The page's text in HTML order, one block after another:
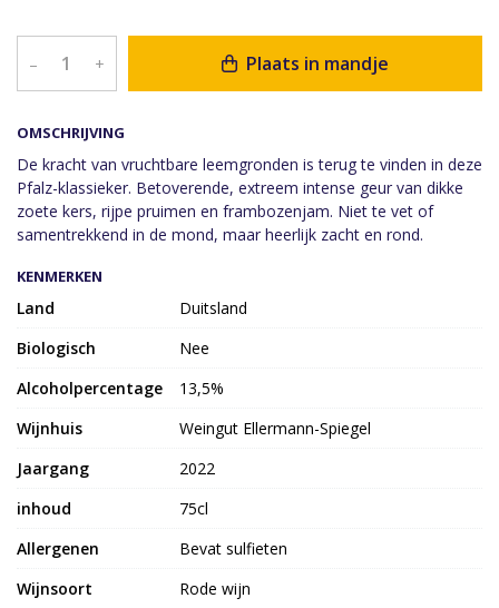
OMSCHRIJVING
De kracht van vruchtbare leemgronden is terug te vinden in deze
Pfalz-klassieker. Betoverende, extreem intense geur van dikke
zoete kers, rijpe pruimen en frambozenjam. Niet te vet of
samentrekkend in de mond, maar heerlijk zacht en rond.
– + Plaats in mandje
KENMERKEN
Land
Duitsland
Biologisch
Nee
Alcoholpercentage
13,5%
Wijnhuis
Weingut Ellermann-Spiegel
Jaargang
2022
inhoud
75cl
Allergenen
Bevat sulfieten
Wijnsoort
Rode wijn